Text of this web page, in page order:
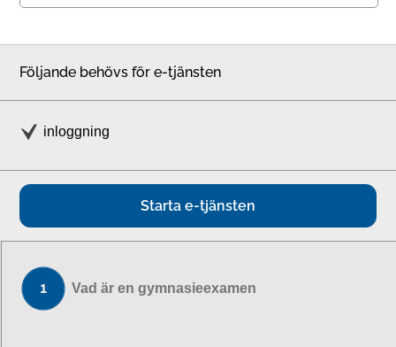
Följande behövs för e-tjänsten
inloggning
Starta e-tjänsten
Vad är en gymnasieexamen